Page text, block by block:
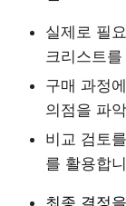
실제로 필
크리스트
구매 과정
의점을 파
비교 검토
를 활용합